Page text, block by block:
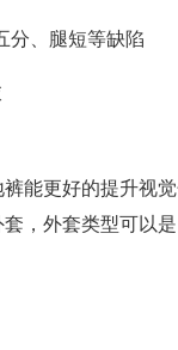
分、腿短等缺陷
能更好的提升视
，外套类型可以